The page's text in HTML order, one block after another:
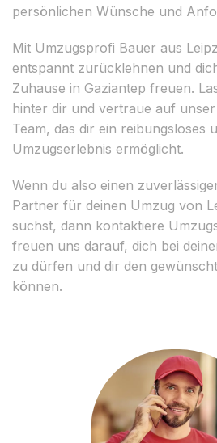
persönlichen Wünsche und
Mit Umzugsprofi Bauer aus
entspannt zurücklehnen und
Zuhause in Gaziantep freuen.
hinter dir und vertraue auf
Team, das dir ein reibungsloses
Umzugserlebnis ermöglicht.
Wenn du also einen
Partner für deinen Umzug von
suchst, dann kontaktiere
freuen uns darauf, dich bei
zu dürfen und dir den
können.